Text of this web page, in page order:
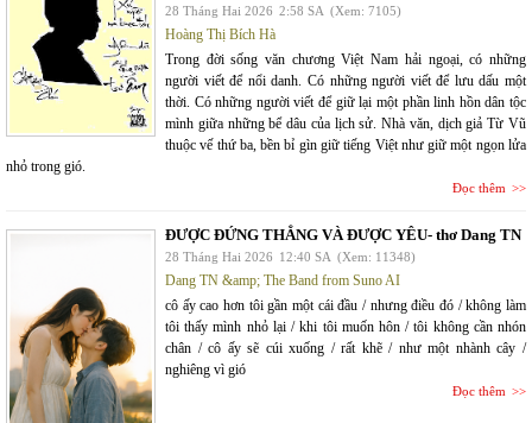
28 Tháng Hai 2026 2:58 SA (Xem: 7105)
Hoàng Thị Bích Hà
Trong đời sống văn chương Việt Nam hải ngoại, có những
người viết để nổi danh. Có những người viết để lưu dấu một
thời. Có những người viết để giữ lại một phần linh hồn dân tộc
mình giữa những bể dâu của lịch sử. Nhà văn, dịch giả Từ Vũ
thuộc vế thứ ba, bền bỉ gìn giữ tiếng Việt như giữ một ngọn lửa
nhỏ trong gió.
Đọc thêm
ĐƯỢC ĐỨNG THẲNG VÀ ĐƯỢC YÊU- thơ Dang TN
28 Tháng Hai 2026 12:40 SA (Xem: 11348)
Dang TN &amp; The Band from Suno AI
cô ấy cao hơn tôi gần một cái đầu / nhưng điều đó / không làm
tôi thấy mình nhỏ lại / khi tôi muốn hôn / tôi không cần nhón
chân / cô ấy sẽ cúi xuống / rất khẽ / như một nhành cây /
nghiêng vì gió
Đọc thêm